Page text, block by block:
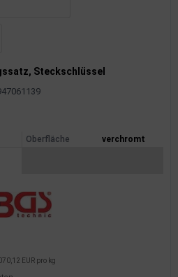
Steckschlüssel
Oberfläche
verchromt
EUR pro kg